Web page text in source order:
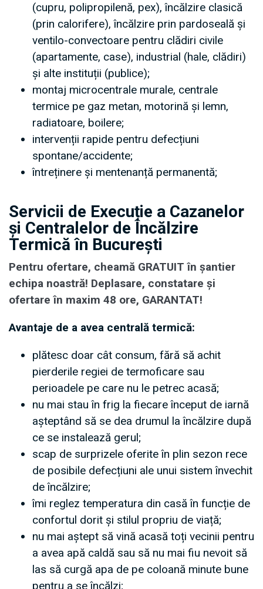
(cupru, polipropilenă, pex), încălzire clasică
(prin calorifere), încălzire prin pardoseală și
ventilo-convectoare pentru clădiri civile
(apartamente, case), industrial (hale, clădiri)
și alte instituții (publice);
montaj microcentrale murale, centrale
termice pe gaz metan, motorină și lemn,
radiatoare, boilere;
intervenții rapide pentru defecțiuni
spontane/accidente;
întreținere și mentenanță permanentă;
Servicii de Execuție a Cazanelor
și Centralelor de Încălzire
Termică în București
Pentru ofertare, cheamă GRATUIT în șantier
echipa noastră! Deplasare, constatare și
ofertare în maxim 48 ore, GARANTAT!
Avantaje de a avea centrală termică:
plătesc doar cât consum, fără să achit
pierderile regiei de termoficare sau
perioadele pe care nu le petrec acasă;
nu mai stau în frig la fiecare început de iarnă
așteptând să se dea drumul la încălzire după
ce se instalează gerul;
scap de surprizele oferite în plin sezon rece
de posibile defecțiuni ale unui sistem învechit
de încălzire;
îmi reglez temperatura din casă în funcție de
confortul dorit și stilul propriu de viață;
nu mai aștept să vină acasă toți vecinii pentru
a avea apă caldă sau să nu mai fiu nevoit să
las să curgă apa de pe coloană minute bune
pentru a se încălzi;